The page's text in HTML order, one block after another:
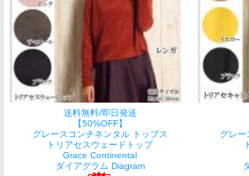
送料無料/即日発送
【50%OFF】
グレースコンチネンタル トップス
トリアセスウェードトップ
Grace Continental
ダイアグラム Diagram
グレー